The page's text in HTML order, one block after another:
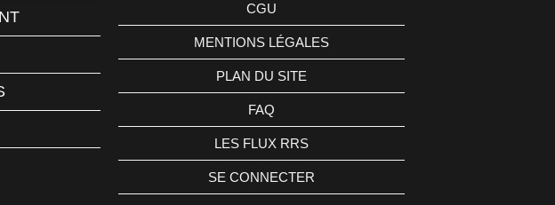
CGU
MENTIONS LÉGALES
PLAN DU SITE
FAQ
LES FLUX RRS
SE CONNECTER